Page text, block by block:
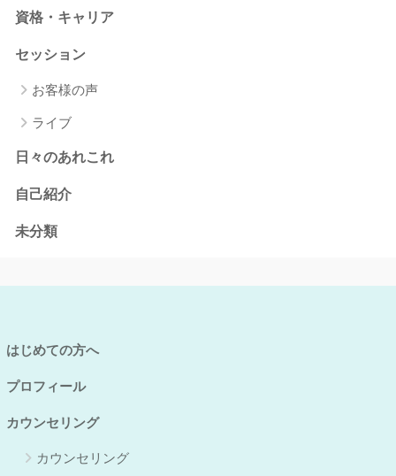
資格・キャリア
セッション
お客様の声
ライブ
日々のあれこれ
自己紹介
未分類
はじめての方へ
プロフィール
カウンセリング
カウンセリング